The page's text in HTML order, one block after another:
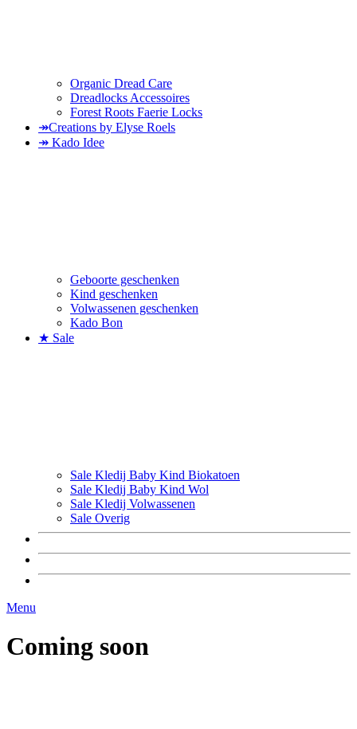
Organic Dread Care
Dreadlocks Accessoires
Forest Roots Faerie Locks
↠Creations by Elyse Roels
↠ Kado Idee
Geboorte geschenken
Kind geschenken
Volwassenen geschenken
Kado Bon
★ Sale
Sale Kledij Baby Kind Biokatoen
Sale Kledij Baby Kind Wol
Sale Kledij Volwassenen
Sale Overig
Menu
Coming soon